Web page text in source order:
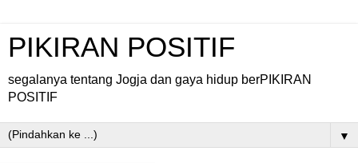
PIKIRAN POSITIF
segalanya tentang Jogja dan gaya hidup berPIKIRAN
POSITIF
▼